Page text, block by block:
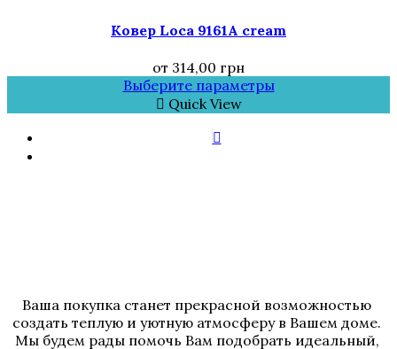
Ковер Loca 9161A cream
от 314,00 грн
Выберите параметры
Quick View
Ваша покупка станет прекрасной возможностью
создать теплую и уютную атмосферу в Вашем доме.
Мы будем рады помочь Вам подобрать идеальный,